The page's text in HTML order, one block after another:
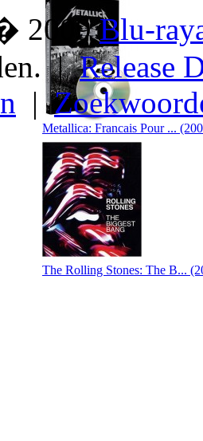
Metallica: Francais Pour ...
The Rolling Stones: The B...
2009Blu-
|Release
|